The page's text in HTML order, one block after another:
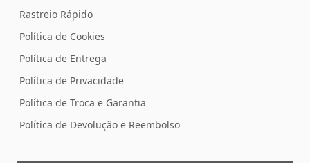
Rastreio Rápido
Política de Cookies
Política de Entrega
Política de Privacidade
Política de Troca e Garantia
Política de Devolução e Reembolso